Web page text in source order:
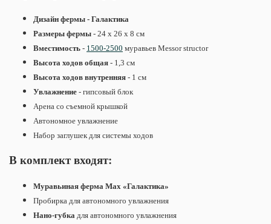
Дизайн фермы - Галактика
Размеры фермы - 24 х 26 х 8 см
Вместимость - 1500-2500 муравьев Messor structor
Высота ходов общая - 1,3 см
Высота ходов внутренняя - 1 см
Увлажнение - гипсовый блок
Арена со съемной крышкой
Автономное увлажнение
Набор заглушек для системы ходов
В комплект входят:
Муравьиная ферма Max «Галактика»
Пробирка для автономного увлажнения
Нано-губка для автономного увлажнения